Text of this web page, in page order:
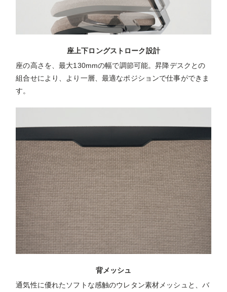
座上下ロングストローク設計
座の高さを、最大130mmの幅で調節可能。昇降デスクとの
組合せにより、より一層、最適なポジションで仕事ができま
す。
背メッシュ
通気性に優れたソフトな感触のウレタン素材メッシュと、バ